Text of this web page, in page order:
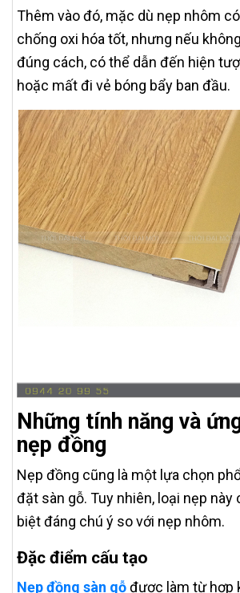
Thêm vào đó, mặc dù nẹp nhôm
chống oxi hóa tốt, nhưng nếu
đúng cách, có thể dẫn đến hiện
hoặc mất đi vẻ bóng bẩy ban đầu.
Những tính năng và
nẹp đồng
Nẹp đồng cũng là một lựa chọn
đặt sàn gỗ. Tuy nhiên, loại nẹp này
biệt đáng chú ý so với nẹp nhôm.
Đặc điểm cấu tạo
Nẹp đồng sàn gỗđược làm từ hợp